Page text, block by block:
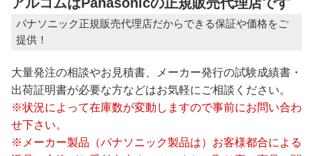
パナソニック正規販売代理店だからできる保証や価格をご
提供！
大量発注の相談やお見積書、メーカー発行の試験成績書・
出荷証明書が必要な方などはお気軽にご相談ください。
※状況によって在庫数が変動しますので事前にお問い合わ
せ下さい。
※メーカー製品（パナソニック製品は）お客様都合による